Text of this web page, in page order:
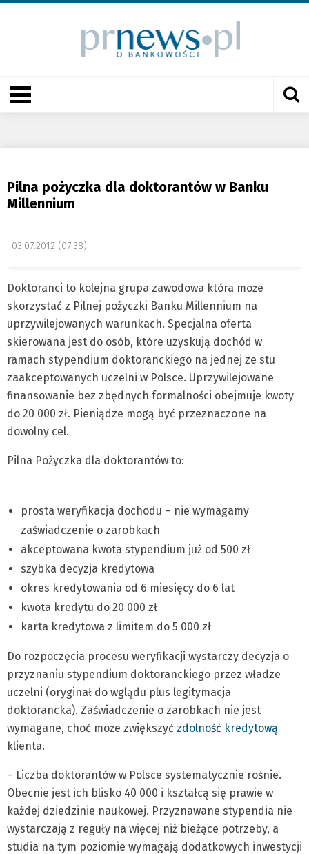
Pilna pożyczka dla doktorantów w Banku
Millennium
03.07.2012 (07:38)
Doktoranci to kolejna grupa zawodowa która może
skorzystać z Pilnej pożyczki Banku Millennium na
uprzywilejowanych warunkach. Specjalna oferta
skierowana jest do osób, które uzyskują dochód w
ramach stypendium doktoranckiego na jednej ze stu
zaakceptowanych uczelni w Polsce. Uprzywilejowane
finansowanie bez zbędnych formalności obejmuje kwoty
do 20 000 zł. Pieniądze mogą być przeznaczone na
dowolny cel.
Pilna Pożyczka dla doktorantów to:
prosta weryfikacja dochodu – nie wymagamy
zaświadczenie o zarobkach
akceptowana kwota stypendium już od 500 zł
szybka decyzja kredytowa
okres kredytowania od 6 miesięcy do 6 lat
kwota kredytu do 20 000 zł
karta kredytowa z limitem do 5 000 zł
Do rozpoczęcia procesu weryfikacji wystarczy decyzja o
przyznaniu stypendium doktoranckiego przez władze
uczelni (oryginał do wglądu plus legitymacja
doktorancka). Zaświadczenie o zarobkach nie jest
wymagane, choć może zwiększyć zdolność kredytową
klienta.
– Liczba doktorantów w Polsce systematycznie rośnie.
Obecnie jest ich blisko 40 000 i kształcą się prawie w
każdej dziedzinie naukowej. Przyznawane stypendia nie
wystarczają z reguły na więcej niż bieżące potrzeby, a
studia na tym poziomie wymagają dodatkowych inwestycji